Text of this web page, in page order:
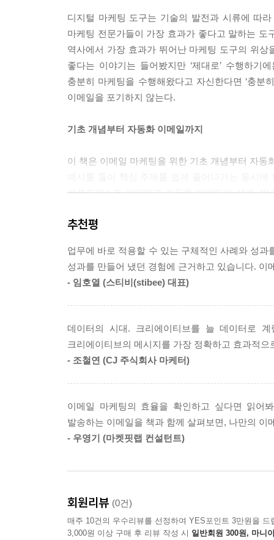
태그와 시퀀스 활용하기
세그먼트 활용하기
시퀀스 응용해 전체 퍼널 자동화하기
Chapter 7 이메일 마케팅 통합과 자동화, 그리고
이메일 마케팅 지표 측정
이메일 마케팅 12문 12답
디지털 마케팅 도구는 기술의 발전과 시류에 따
마케팅 전문가들이 가장 효과가 좋다고 말하는 도
역사에서 가장 효과가 뛰어난 마케팅 도구의 위
좋다는 이야기는 들어봤지만 ‘제대로’ 수행하
충분히 마케팅을 수행해왔다고 자신한다면 ‘충
이메일을 포기하지 않는다.
기초 개념부터 자동화 이메일까지
이 책은 이메일 마케팅을 위한 기초 개념부터 자
브로드캐스트 이메일과 자동화 이메일의 설계,
받았던 질문 12가지를 엄선해 정리한 FAQ는 스
그로스 마케팅의 필수 스킬 이메일, 쿠키리스 시대
한때 이메일 마케팅하면 스팸을 떠올리던 시절
자동화시켜 매출을 늘리는 데 크게 기여한 것이
고객 리드를 확보하고, 이들을 효과적으로 설득
시대의 돌파구로 이메일 마케팅이 더욱 부각될
것이다. 당신이 오래 가는, 그리고 언제나 새로운
추천평
업무에 바로 적용할 수 있는 구체적인 사례와 성
성과를 만들어 냈던 경험에 근거하고 있습니다.
- 임호열 (스티비(stibee) 대표)
데이터의 시대. 크리에이티브를 늘 데이터로
크리에이티브의 메시지를 가장 정확하고 효과적
- 조철연 (CJ 주식회사 마케터)
이메일 마케팅의 효율을 확인하고 싶다면 읽어
발송하는 이메일을 책과 함께 살펴보면, 나만의
- 우영기 (마켓핏랩 컨설턴트)
회원리뷰 (0건)
매주 10건의 우수리뷰를 선정하여 YES포인트 3만원을 드
3,000원 이상 구매 후 리뷰 작성 시 일반회원 300원, 마니